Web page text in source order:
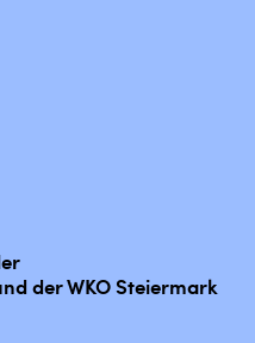
der WKO Steiermark